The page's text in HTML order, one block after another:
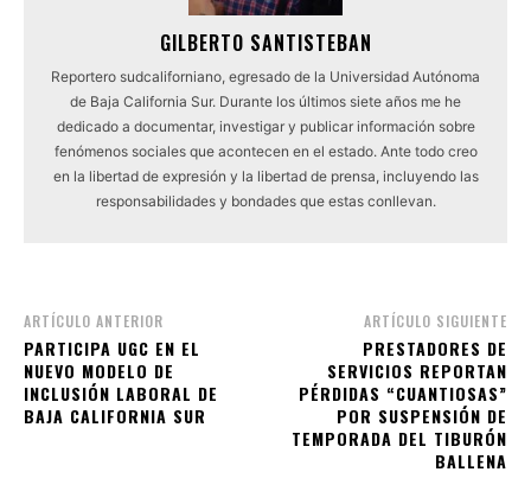
GILBERTO SANTISTEBAN
Reportero sudcaliforniano, egresado de la Universidad Autónoma
de Baja California Sur. Durante los últimos siete años me he
dedicado a documentar, investigar y publicar información sobre
fenómenos sociales que acontecen en el estado. Ante todo creo
en la libertad de expresión y la libertad de prensa, incluyendo las
responsabilidades y bondades que estas conllevan.
ARTÍCULO ANTERIOR
PARTICIPA UGC EN EL
NUEVO MODELO DE
INCLUSIÓN LABORAL DE
BAJA CALIFORNIA SUR
ARTÍCULO SIGUIENTE
PRESTADORES DE
SERVICIOS REPORTAN
PÉRDIDAS “CUANTIOSAS”
POR SUSPENSIÓN DE
TEMPORADA DEL TIBURÓN
BALLENA